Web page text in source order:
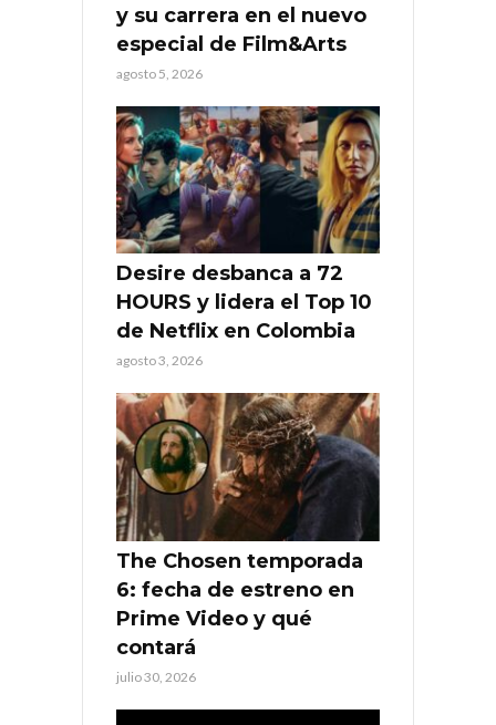
y su carrera en el nuevo
especial de Film&Arts
agosto 5, 2026
Desire desbanca a 72
HOURS y lidera el Top 10
de Netflix en Colombia
agosto 3, 2026
The Chosen temporada
6: fecha de estreno en
Prime Video y qué
contará
julio 30, 2026